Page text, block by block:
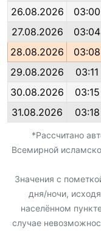
26.08.2026
03:00
27.08.2026
03:04
28.08.2026
03:08
29.08.2026
03:11
30.08.2026
03:15
31.08.2026
03:18
*Рассчитано
Всемирной
Значения с
дня/ночи,
населённом
случае